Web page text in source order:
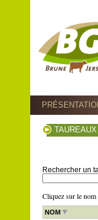
Rechercher un
Cliquez sur le nom
NOM